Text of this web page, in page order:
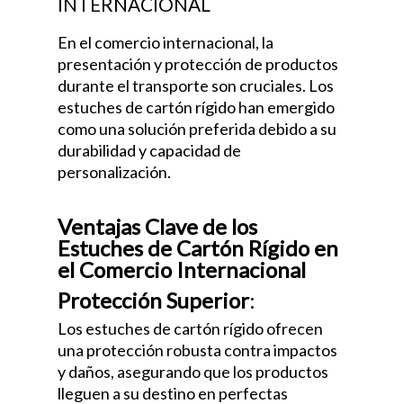
En el comercio internacional, la
presentación y protección de productos
durante el transporte son cruciales. Los
estuches de cartón rígido han emergido
como una solución preferida debido a su
durabilidad y capacidad de
personalización.
Ventajas Clave de los
Estuches de Cartón Rígido en
el Comercio Internacional
Protección Superior:
Los estuches de cartón rígido ofrecen
una protección robusta contra impactos
y daños, asegurando que los productos
lleguen a su destino en perfectas